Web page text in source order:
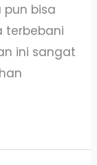
pun bisa
terbebani
ini sangat